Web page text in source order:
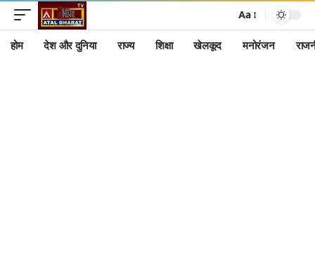
Aa
होम देश और दुनिया राज्य शिक्षा खेलकूद मनोरंजन